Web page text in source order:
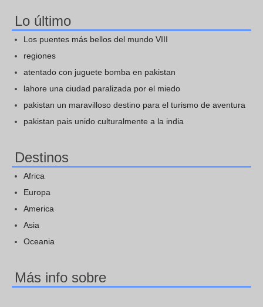
Lo último
Los puentes más bellos del mundo VIII
regiones
atentado con juguete bomba en pakistan
lahore una ciudad paralizada por el miedo
pakistan un maravilloso destino para el turismo de aventura
pakistan pais unido culturalmente a la india
Destinos
Africa
Europa
America
Asia
Oceania
Más info sobre